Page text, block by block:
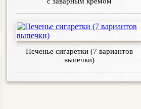
Печенье сигаретки (7 вариантов
выпечки)